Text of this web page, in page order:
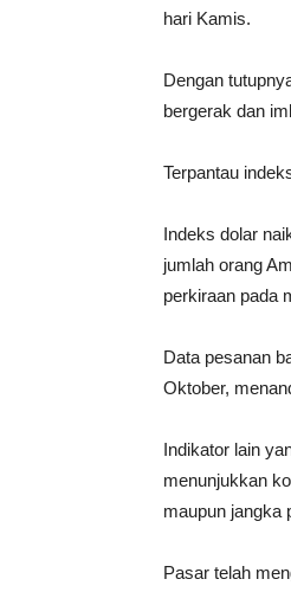
hari Kamis.
Dengan
bergerak dan
Terpantau
Indeks dolar
jumlah orang
perkiraan pada
Data pesanan
Oktober,
Indikator lain
menunjukkan
maupun jangka
Pasar telah